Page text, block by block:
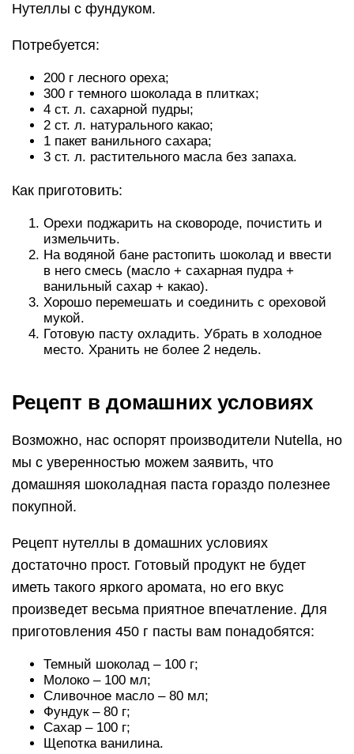
Нутеллы с фундуком.
Потребуется:
200 г лесного ореха;
300 г темного шоколада в плитках;
4 ст. л. сахарной пудры;
2 ст. л. натурального какао;
1 пакет ванильного сахара;
3 ст. л. растительного масла без запаха.
Как приготовить:
Орехи поджарить на сковороде, почистить и
измельчить.
На водяной бане растопить шоколад и ввести
в него смесь (масло + сахарная пудра +
ванильный сахар + какао).
Хорошо перемешать и соединить с ореховой
мукой.
Готовую пасту охладить. Убрать в холодное
место. Хранить не более 2 недель.
Рецепт в домашних условиях
Возможно, нас оспорят производители Nutella, но
мы с уверенностью можем заявить, что
домашняя шоколадная паста гораздо полезнее
покупной.
Рецепт нутеллы в домашних условиях
достаточно прост. Готовый продукт не будет
иметь такого яркого аромата, но его вкус
произведет весьма приятное впечатление. Для
приготовления 450 г пасты вам понадобятся:
Темный шоколад – 100 г;
Молоко – 100 мл;
Сливочное масло – 80 мл;
Фундук – 80 г;
Сахар – 100 г;
Щепотка ванилина.